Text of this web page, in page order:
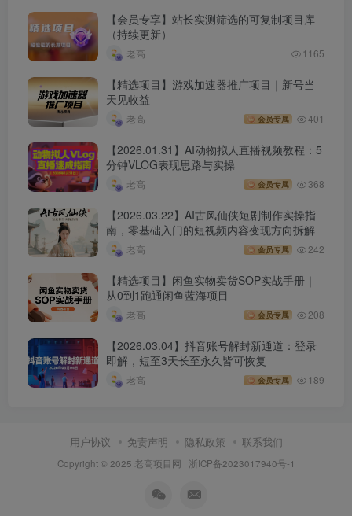
【会员专享】站长实测筛选的可复制项目库
（持续更新）
老高 1165
【精选项目】游戏加速器推广项目｜新号当
天见收益
老高 会员专属 401
【2026.01.31】AI动物拟人直播视频教程：5
分钟VLOG表现思路与实操
老高 会员专属 368
【2026.03.22】AI古风仙侠短剧制作实操指
南，零基础入门的短视频内容变现方向拆解
老高 会员专属 242
【精选项目】闲鱼实物卖货SOP实战手册｜
从0到1跑通闲鱼蓝海项目
老高 会员专属 208
【2026.03.04】抖音账号解封新通道：登录
即解，短至3天长至永久皆可恢复
老高 会员专属 189
用户协议 免责声明 隐私政策 联系我们
Copyright © 2025 老高项目网 | 浙ICP备2023017940号-1